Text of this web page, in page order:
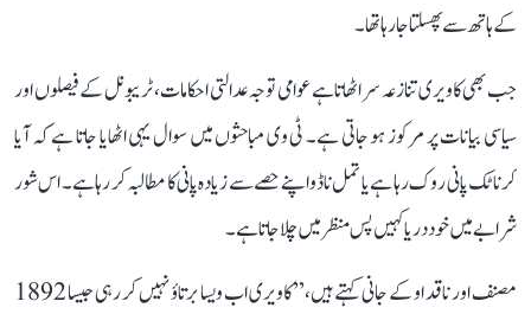
کے ہاتھ سے پھسلتا جا رہا تھا۔
جب بھی کاویری تنازعہ سر اٹھاتا ہے عوامی توجہ عدالتی احکامات، ٹریبونل کے فیصلوں اور
سیاسی بیانات پر مرکوز ہو جاتی ہے۔ ٹی وی مباحثوں میں سوال یہی اٹھایا جاتا ہے کہ آیا
کرناٹک پانی روک رہا ہے یا تمل ناڈو اپنے حصے سے زیادہ پانی کا مطالبہ کر رہا ہے۔ اس شور
شرابے میں خود دریا کہیں پس منظر میں چلا جاتا ہے۔
مصنف اور ناقد او کے جانی کہتے ہیں، ’’کاویری اب ویسا برتاؤ نہیں کر رہی جیسا 1892